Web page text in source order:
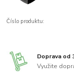
Číslo produktu:
Doprava od
Využite